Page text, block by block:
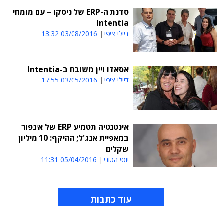
סדנת ה-ERP של ניסקו – עם מומחי
Intentia
דיילי ציפי 03/08/2016 13:32
אסאדו ויין משובח ב-Intentia
דיילי ציפי 03/05/2016 17:55
אינטנטיה תטמיע ERP של אינפור
במאפיית אנג'ל; ההיקף: 10 מיליון
שקלים
יוסי הטוני 05/04/2016 11:31
עוד כתבות